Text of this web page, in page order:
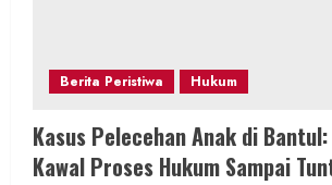
Berita Peristiwa Hukum
Kasus Pelecehan Anak di
Kawal Proses Hukum Sampai